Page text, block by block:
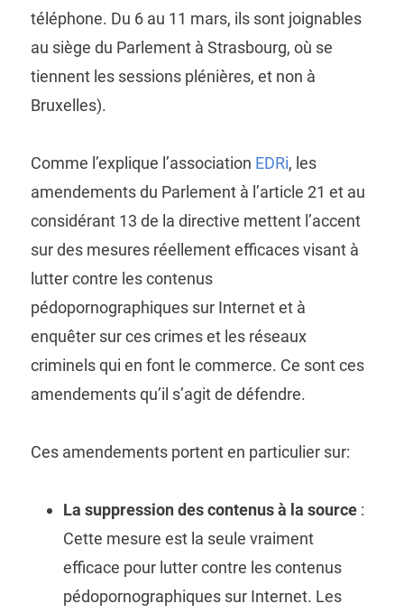
téléphone. Du 6 au 11 mars, ils sont joignables
au siège du Parlement à Strasbourg, où se
tiennent les sessions plénières, et non à
Bruxelles).
Comme l’explique l’association EDRi, les
amendements du Parlement à l’article 21 et au
considérant 13 de la directive mettent l’accent
sur des mesures réellement efficaces visant à
lutter contre les contenus
pédopornographiques sur Internet et à
enquêter sur ces crimes et les réseaux
criminels qui en font le commerce. Ce sont ces
amendements qu’il s’agit de défendre.
Ces amendements portent en particulier sur:
La suppression des contenus à la source:
Cette mesure est la seule vraiment
efficace pour lutter contre les contenus
pédopornographiques sur Internet. Les